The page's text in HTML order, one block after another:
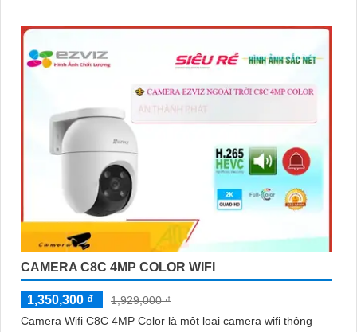
CAMERA C8C 4MP COLOR WIFI
1,350,300 ₫
1,929,000 ₫
Camera Wifi C8C 4MP Color là một loại camera wifi thông